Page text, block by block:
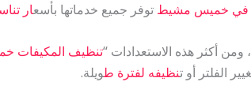
في خميس مشيط توفر جميع خدماتها بأسعار
أكثر هذه الاستعدادات “تنظيف المكيفات
الفلتر أو تنظيفه لفترة طويلة.